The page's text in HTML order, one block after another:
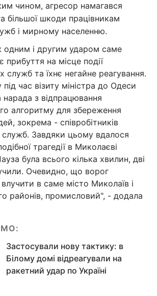
чином, агресор намагався
більшої шкоди працівникам
і мирному населенню.
одним і другим ударом саме
прибуття на місце події
служб та їхнє негайне реагування.
час візиту міністра до Одеси
з відпрацювання
алгоритму для збереження
зокрема - співробітників
служб. Завдяки цьому вдалося
трагедії в Миколаєві
була всього кілька хвилин, дві
Очевидно, що ворог
в саме місто Миколаїв і
районів, промисловий", - додала
Застосували нову тактику: в
Білому домі відреагували на
ракетний удар по Україні